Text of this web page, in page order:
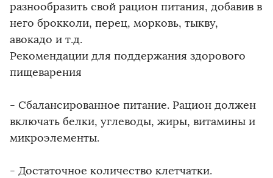
разнообразить свой рацион питания, добавив в
него брокколи, перец, морковь, тыкву,
авокадо и т.д.
Рекомендации для поддержания здорового
пищеварения
- Сбалансированное питание. Рацион должен
включать белки, углеводы, жиры, витамины и
микроэлементы.
- Достаточное количество клетчатки.